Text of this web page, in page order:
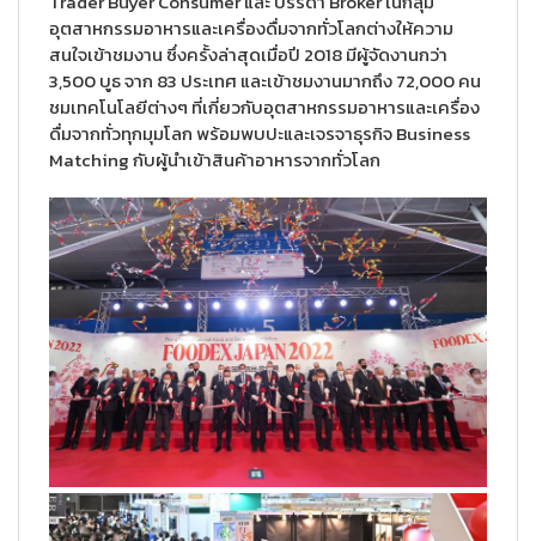
อุตสาหกรรมอาหารและเครื่องดื่มจากทั่วโลกต่างให้ความ
สนใจเข้าชมงาน ซึ่งครั้งล่าสุดเมื่อปี 2018 มีผู้จัดงานกว่า
3,500 บูธ จาก 83 ประเทศ และเข้าชมงานมากถึง 72,000 คน
ชมเทคโนโลยีต่างๆ ที่เกี่ยวกับอุตสาหกรรมอาหารและเครื่อง
ดื่มจากทั่วทุกมุมโลก พร้อมพบปะและเจรจาธุรกิจ Business
Matching กับผู้นำเข้าสินค้าอาหารจากทั่วโลก